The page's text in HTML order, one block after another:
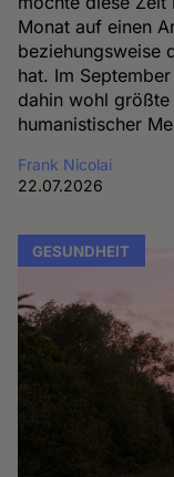
Monat auf einen
beziehungsweise
hat. Im
dahin wohl
humanistischer
Frank Nicolai
22.07.2026
GESUNDHEIT